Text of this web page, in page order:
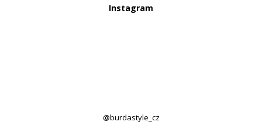
Instagram
@burdastyle_cz